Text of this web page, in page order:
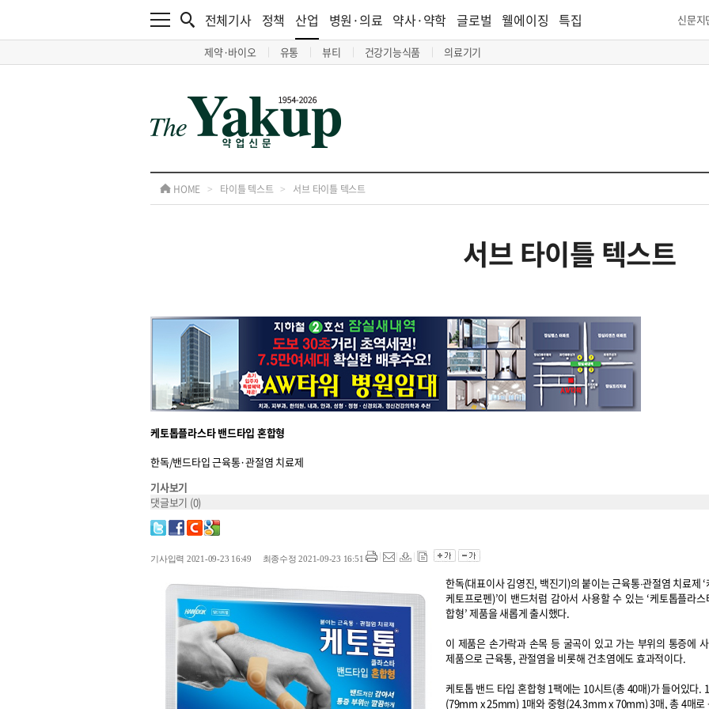
전체기사 정책 산업
제약·바이오 유통 뷰티 건강기능식품 의료기기
병원·의료 약사·약학 글로벌 웰에이징 특집 신문지
HOME > 타이틀 텍스트 > 서브 타이틀 텍스트
서브 타이틀 텍스트
케토톱플라스타 밴드타입 혼합형
한독/밴드타입 근육통·관절염 치료제
기사보기
댓글보기 (0)
기사입력 2021-09-23 16:49 최종수정 2021-09-23 16:51
한독(대표이사 김영진, 백진기)의 붙이는 근육통∙관절염 치료제
케토프로펜)’이 밴드처럼 감아서 사용할 수 있는 ‘케토톱플라
합형’ 제품을 새롭게 출시했다.
이 제품은 손가락과 손목 등 굴곡이 있고 가는 부위의 통증에
제품으로 근육통, 관절염을 비롯해 건초염에도 효과적이다.
케토톱 밴드 타입 혼합형 1팩에는 10시트(총 40매)가 들어있다.
(79mm x 25mm) 1매와 중형(24.3mm x 70mm) 3매, 총 4매로